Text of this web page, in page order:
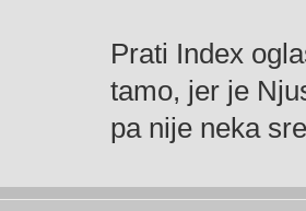
Prati Index
tamo, jer je
pa nije neka